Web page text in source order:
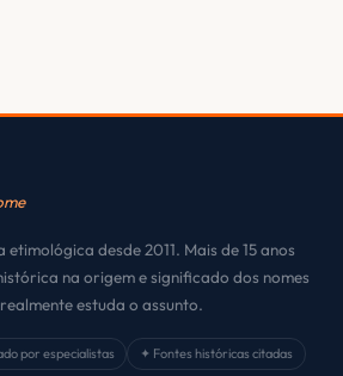
etimológica desde 2011. Mais de 15 anos
na origem e significado dos nomes
estuda o assunto.
por especialistas
✦ Fontes históricas citadas